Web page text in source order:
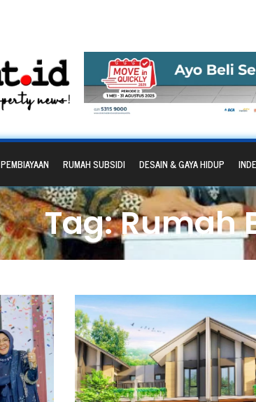
PEMBIAYAAN RUMAH SUBSIDI DESAIN & GAYA HIDUP
Tag: Rumah